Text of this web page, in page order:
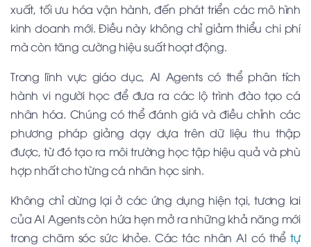
xuất, tối ưu hóa vận hành, đến phát triển các mô hình
kinh doanh mới. Điều này không chỉ giảm thiểu chi phí
mà còn tăng cường hiệu suất hoạt động.
Trong lĩnh vực giáo dục, AI Agents có thể phân tích
hành vi người học để đưa ra các lộ trình đào tạo cá
nhân hóa. Chúng có thể đánh giá và điều chỉnh các
phương pháp giảng dạy dựa trên dữ liệu thu thập
được, từ đó tạo ra môi trường học tập hiệu quả và phù
hợp nhất cho từng cá nhân học sinh.
Không chỉ dừng lại ở các ứng dụng hiện tại, tương lai
của AI Agents còn hứa hẹn mở ra những khả năng mới
trong chăm sóc sức khỏe. Các tác nhân AI có thểtự